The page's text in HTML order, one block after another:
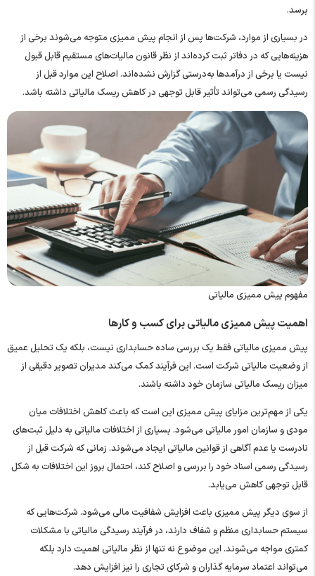
برسد.
در بسیاری از موارد، شرکت‌ها پس از انجام پیش ممیزی متوجه می‌شوند برخی از
هزینه‌هایی که در دفاتر ثبت کرده‌اند از نظر قانون مالیات‌های مستقیم قابل قبول
نیست یا برخی از درآمدها به‌درستی گزارش نشده‌اند. اصلاح این موارد قبل از
رسیدگی رسمی می‌تواند تأثیر قابل توجهی در کاهش ریسک مالیاتی داشته باشد.
مفهوم پیش ممیزی مالیاتی
اهمیت پیش ممیزی مالیاتی برای کسب ‌و کارها
پیش ممیزی مالیاتی فقط یک بررسی ساده حسابداری نیست، بلکه یک تحلیل عمیق
از وضعیت مالیاتی شرکت است. این فرآیند کمک می‌کند مدیران تصویر دقیقی از
میزان ریسک مالیاتی سازمان خود داشته باشند.
یکی از مهم‌ترین مزایای پیش ممیزی این است که باعث کاهش اختلافات میان
مودی و سازمان امور مالیاتی می‌شود. بسیاری از اختلافات مالیاتی به دلیل ثبت‌های
نادرست یا عدم آگاهی از قوانین مالیاتی ایجاد می‌شوند. زمانی که شرکت قبل از
رسیدگی رسمی اسناد خود را بررسی و اصلاح کند، احتمال بروز این اختلافات به شکل
قابل توجهی کاهش می‌یابد.
از سوی دیگر پیش ممیزی باعث افزایش شفافیت مالی می‌شود. شرکت‌هایی که
سیستم حسابداری منظم و شفاف دارند، در فرآیند رسیدگی مالیاتی با مشکلات
کمتری مواجه می‌شوند. این موضوع نه ‌تنها از نظر مالیاتی اهمیت دارد بلکه
می‌تواند اعتماد سرمایه‌ گذاران و شرکای تجاری را نیز افزایش دهد.